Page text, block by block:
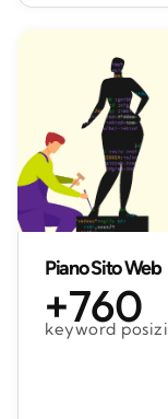
Piano Sito Web
+760
keyword